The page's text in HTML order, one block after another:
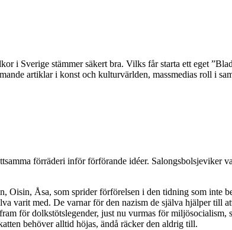
i Sverige stämmer säkert bra. Vilks får starta ett eget
artiklar i konst och kulturvärlden, massmedias roll i
förräderi inför förförande idéer. Salongsbolsjeviker
Oisin, Åsa, som sprider förförelsen i den tidning som inte
varit med. De varnar för den nazism de själva hjälper till
för dolkstötslegender, just nu vurmas för
behöver alltid höjas, ändå räcker den aldrig till.